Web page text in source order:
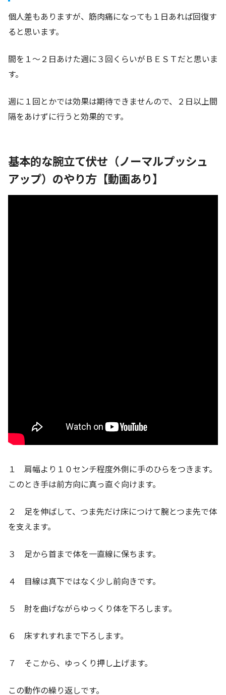
個人差もありますが、筋肉痛になっても１日あれば回復す
ると思います。
間を１～２日あけた週に３回くらいがＢＥＳＴだと思いま
す。
週に１回とかでは効果は期待できませんので、２日以上間
隔をあけずに行うと効果的です。
基本的な腕立て伏せ（ノーマルプッシュ
アップ）のやり方【動画あり】
１ 肩幅より１０センチ程度外側に手のひらをつきます。
このとき手は前方向に真っ直ぐ向けます。
２ 足を伸ばして、つま先だけ床につけて腕とつま先で体
を支えます。
３ 足から首まで体を一直線に保ちます。
４ 目線は真下ではなく少し前向きです。
５ 肘を曲げながらゆっくり体を下ろします。
６ 床すれすれまで下ろします。
７ そこから、ゆっくり押し上げます。
この動作の繰り返しです。